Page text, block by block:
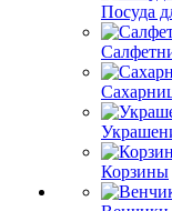
Посуда
Корзины